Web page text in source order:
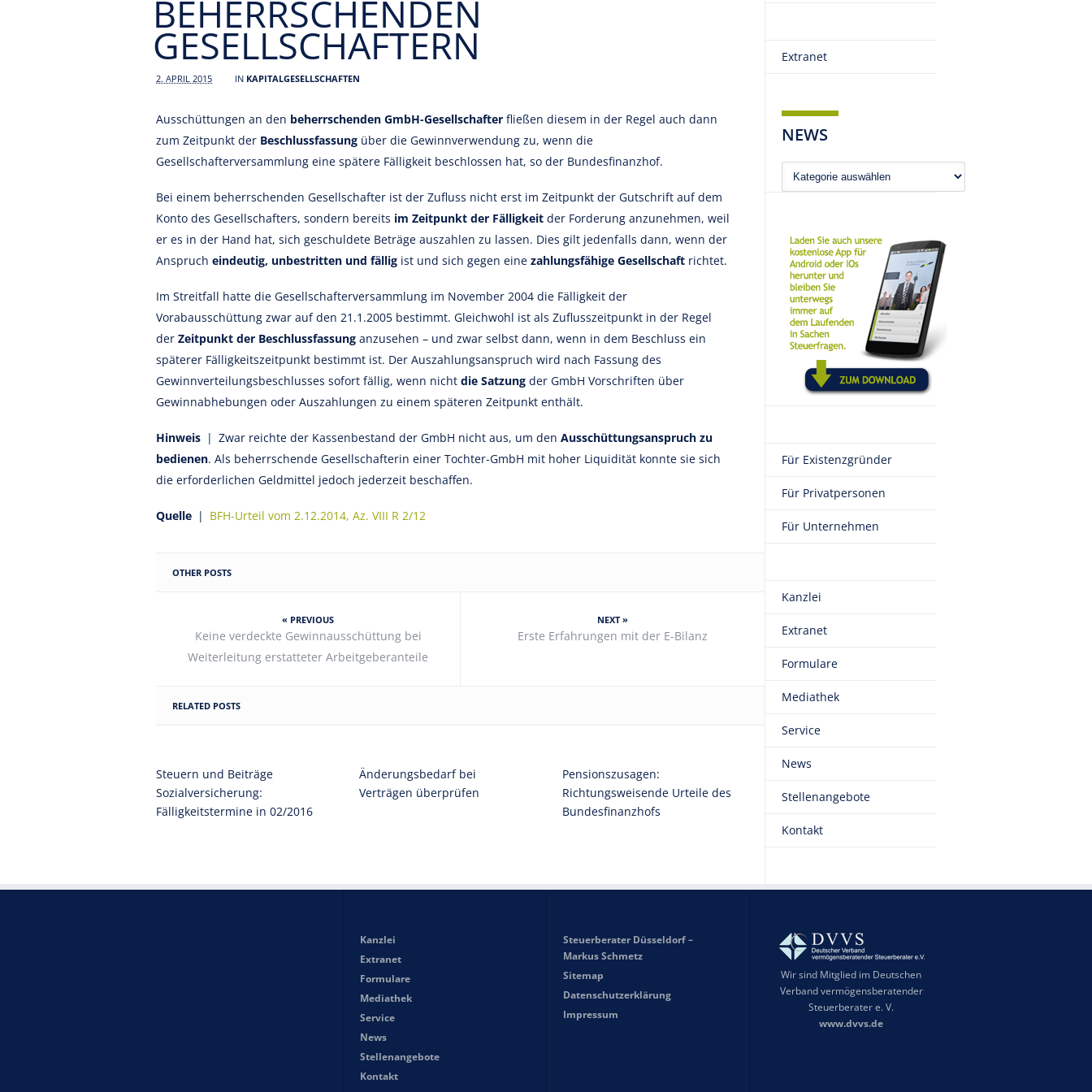
BEHERRSCHENDEN
GESELLSCHAFTERN
2. APRIL 2015 IN KAPITALGESELLSCHAFTEN
Ausschüttungen an den beherrschenden GmbH-Gesellschafter fließen diesem in der Regel auch dann
zum Zeitpunkt der Beschlussfassung über die Gewinnverwendung zu, wenn die
Gesellschafterversammlung eine spätere Fälligkeit beschlossen hat, so der Bundesfinanzhof.
Bei einem beherrschenden Gesellschafter ist der Zufluss nicht erst im Zeitpunkt der Gutschrift auf dem
Konto des Gesellschafters, sondern bereits im Zeitpunkt der Fälligkeit der Forderung anzunehmen, weil
er es in der Hand hat, sich geschuldete Beträge auszahlen zu lassen. Dies gilt jedenfalls dann, wenn der
Anspruch eindeutig, unbestritten und fällig ist und sich gegen eine zahlungsfähige Gesellschaft richtet.
Im Streitfall hatte die Gesellschafterversammlung im November 2004 die Fälligkeit der
Vorabausschüttung zwar auf den 21.1.2005 bestimmt. Gleichwohl ist als Zuflusszeitpunkt in der Regel
der Zeitpunkt der Beschlussfassung anzusehen – und zwar selbst dann, wenn in dem Beschluss ein
späterer Fälligkeitszeitpunkt bestimmt ist. Der Auszahlungsanspruch wird nach Fassung des
Gewinnverteilungsbeschlusses sofort fällig, wenn nicht die Satzung der GmbH Vorschriften über
Gewinnabhebungen oder Auszahlungen zu einem späteren Zeitpunkt enthält.
Hinweis | Zwar reichte der Kassenbestand der GmbH nicht aus, um den Ausschüttungsanspruch zu
bedienen. Als beherrschende Gesellschafterin einer Tochter-GmbH mit hoher Liquidität konnte sie sich
die erforderlichen Geldmittel jedoch jederzeit beschaffen.
Quelle | BFH-Urteil vom 2.12.2014, Az. VIII R 2/12
OTHER POSTS
« PREVIOUS
Keine verdeckte Gewinnausschüttung bei
Weiterleitung erstatteter Arbeitgeberanteile
NEXT »
Erste Erfahrungen mit der E-Bilanz
RELATED POSTS
Steuern und Beiträge
Sozialversicherung:
Fälligkeitstermine in 02/2016
Änderungsbedarf bei
Verträgen überprüfen
Pensionszusagen:
Richtungsweisende Urteile des
Bundesfinanzhofs
Extranet
NEWS
News
Für Existenzgründer
Für Privatpersonen
Für Unternehmen
Kanzlei
Extranet
Formulare
Mediathek
Service
News
Stellenangebote
Kontakt
Kanzlei
Extranet
Formulare
Mediathek
Service
News
Stellenangebote
Kontakt
Steuerberater Düsseldorf –
Markus Schmetz
Sitemap
Datenschutzerklärung
Impressum
Wir sind Mitglied im Deutschen
Verband vermögensberatender
Steuerberater e. V.
www.dvvs.de